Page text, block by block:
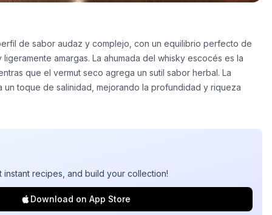
de sabor audaz y complejo, con un equilibrio perfecto de
ligeramente amargas. La ahumada del whisky escocés es la
que el vermut seco agrega un sutil sabor herbal. La
un toque de salinidad, mejorando la profundidad y riqueza
instant recipes, and build your collection!
Download on App Store